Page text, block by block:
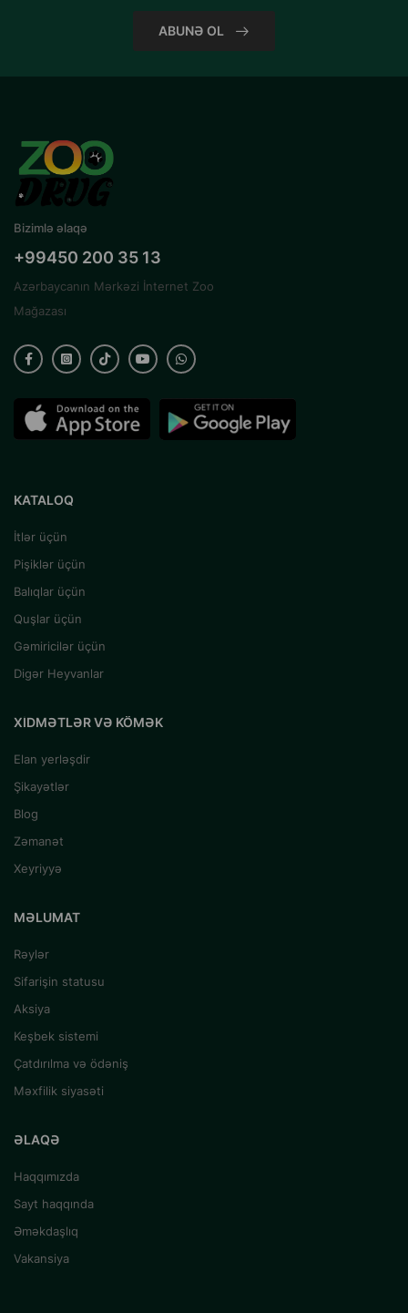
ABUNƏ OL
Bizimlə əlaqə
+99450 200 35 13
Azərbaycanın Mərkəzi İnternet Zoo
Mağazası
KATALOQ
İtlər üçün
Pişiklər üçün
Balıqlar üçün
Quşlar üçün
Gəmiricilər üçün
Digər Heyvanlar
XIDMƏTLƏR VƏ KÖMƏK
Elan yerləşdir
Şikayətlər
Blog
Zəmanət
Xeyriyyə
MƏLUMAT
Rəylər
Sifarişin statusu
Aksiya
Keşbek sistemi
Çatdırılma və ödəniş
Məxfilik siyasəti
ƏLAQƏ
Haqqımızda
Sayt haqqında
Əməkdaşlıq
Vakansiya